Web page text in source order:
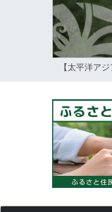
【太平洋ア